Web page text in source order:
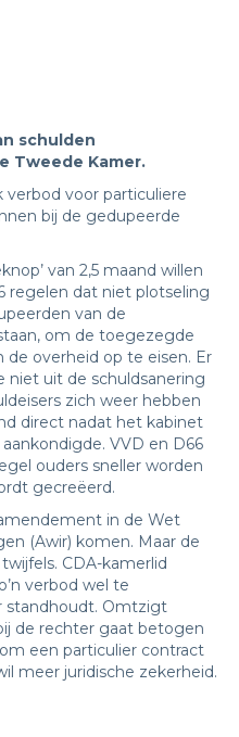
schulden
Tweede Kamer.
verbod voor particuliere
bij de gedupeerde
van 2,5 maand willen
regelen dat niet plotseling
van de
om de toegezegde
overheid op te eisen. Er
niet uit de schuldsanering
zich weer hebben
direct nadat het kabinet
VVD en D66
ouders sneller worden
gecreëerd.
in de Wet
(Awir) komen. Maar de
CDA-kamerlid
verbod wel te
standhoudt. Omtzigt
de rechter gaat betogen
een particulier contract
meer juridische zekerheid.